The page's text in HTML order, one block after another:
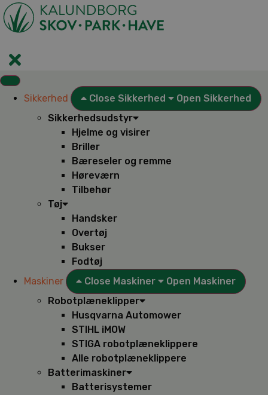
Videre
til
indhold
Sikkerhed Close Sikkerhed
Open Sikkerhed
Sikkerhedsudstyr
Hjelme og visirer
Briller
Bæreseler og remme
Høreværn
Tilbehør
Tøj
Handsker
Overtøj
Bukser
Fodtøj
Maskiner
Close Maskiner
Open Maskiner
Robotplæneklipper
Husqvarna Automower
STIHL iMOW
STIGA robotplæneklippere
Alle robotplæneklippere
Batterimaskiner
Batterisystemer